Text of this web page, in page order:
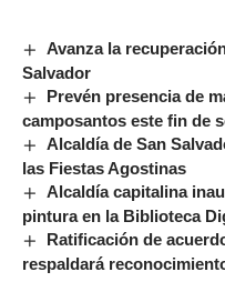
Avanza la
Salvador
Prevén presencia de
camposantos este fin de
Alcaldía de San
las Fiestas Agostinas
Alcaldía capitalina
pintura en la Biblioteca
Ratificación de
respaldará